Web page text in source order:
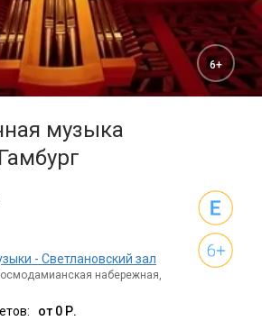
музыка
6+
- Светлановский зал
набережная,
от 0 Р.